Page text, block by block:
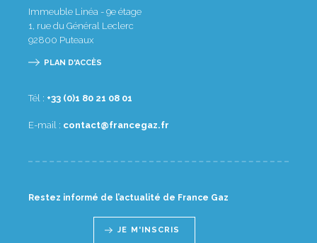
Immeuble Linéa - 9e étage
1, rue du Général Leclerc
92800 Puteaux
PLAN D'ACCÈS
Tél : 10 80 12 08 1(0) 33+
E-mail : rf.zagecnarf@tcatnoc
Restez informé de l’actualité de France Gaz
JE M'INSCRIS